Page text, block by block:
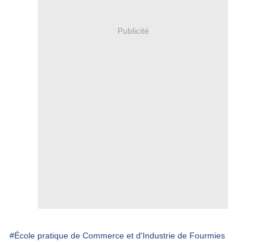
Publicité
#École pratique de Commerce et d'Industrie de Fourmies